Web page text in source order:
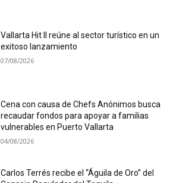
Vallarta Hit II reúne al sector turístico en un
exitoso lanzamiento
07/08/2026
Cena con causa de Chefs Anónimos busca
recaudar fondos para apoyar a familias
vulnerables en Puerto Vallarta
04/08/2026
Carlos Terrés recibe el “Águila de Oro” del